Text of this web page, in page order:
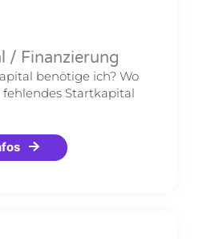
/ Finanzierung
benötige ich? Wo
Startkapital